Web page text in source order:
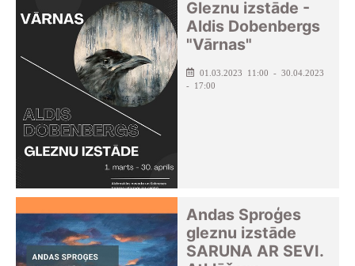
Gleznu izstāde -
Aldis Dobenbergs
"Vārnas"
01.03.2023 11:00 - 30.04.2023
- 17:00
Andas Sproģes
gleznu izstāde
SARUNA AR SEVI.